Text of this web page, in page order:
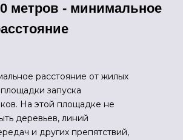
расстояние от жилых
запуска
На этой площадке не
деревьев, линий
и других препятствий,
метров - минимальное